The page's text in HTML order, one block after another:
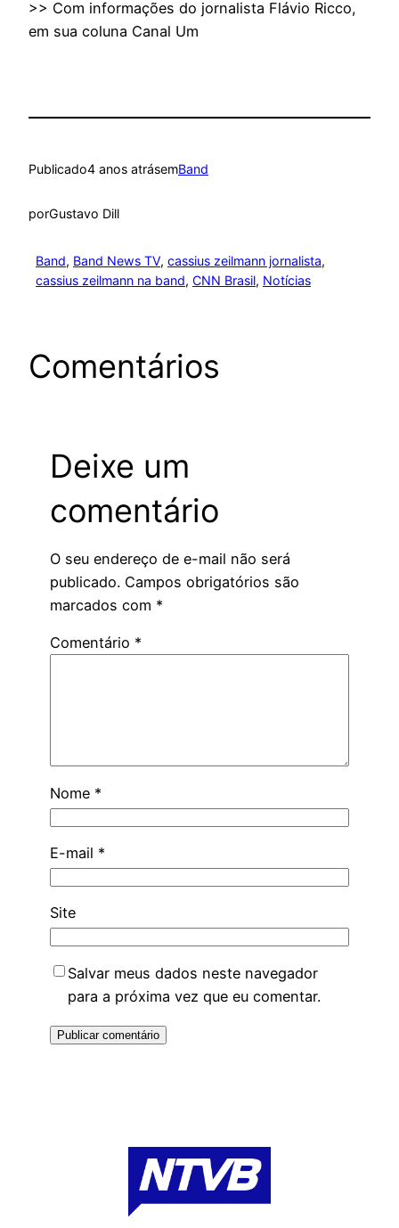
>> Com informações do jornalista Flávio Ricco,
em sua coluna Canal Um
Publicado4 anos atrásemBand
porGustavo Dill
Band, Band News TV, cassius zeilmann jornalista
cassius zeilmann na band, CNN Brasil, Notícias
Comentários
Deixe um
comentário
O seu endereço de e-mail não será
publicado. Campos obrigatórios são
marcados com *
Comentário *
Nome *
E-mail *
Site
Salvar meus dados neste navegador
para a próxima vez que eu comentar.